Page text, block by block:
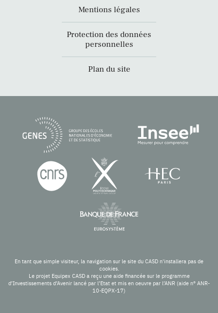
Mentions légales
Protection des données
personnelles
Plan du site
En tant que simple visiteur, la navigation sur le site du CASD n'installera pas de
cookies.
Le projet Equipex CASD a reçu une aide financée sur le programme
d’Investissements d’Avenir lancé par l’Etat et mis en oeuvre par l’ANR (aide n° ANR-
10-EQPX-17)